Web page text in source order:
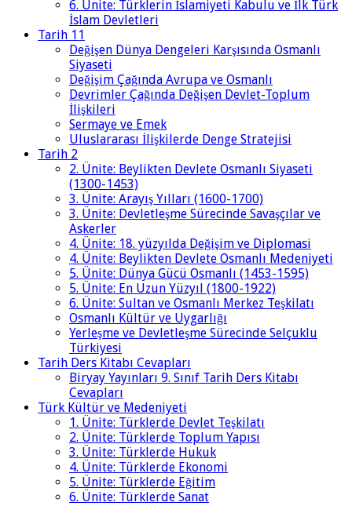
6. Ünite: Türklerin İslamiyeti Kabulu ve İlk Türk
İslam Devletleri
Tarih 11
Değişen Dünya Dengeleri Karşısında Osmanlı
Siyaseti
Değişim Çağında Avrupa ve Osmanlı
Devrimler Çağında Değişen Devlet-Toplum
İlişkileri
Sermaye ve Emek
Uluslararası İlişkilerde Denge Stratejisi
Tarih 2
2. Ünite: Beylikten Devlete Osmanlı Siyaseti
(1300-1453)
3. Ünite: Arayış Yılları (1600-1700)
3. Ünite: Devletleşme Sürecinde Savaşçılar ve
Askerler
4. Ünite: 18. yüzyılda Değişim ve Diplomasi
4. Ünite: Beylikten Devlete Osmanlı Medeniyeti
5. Ünite: Dünya Gücü Osmanlı (1453-1595)
5. Ünite: En Uzun Yüzyıl (1800-1922)
6. Ünite: Sultan ve Osmanlı Merkez Teşkilatı
Osmanlı Kültür ve Uygarlığı
Yerleşme ve Devletleşme Sürecinde Selçuklu
Türkiyesi
Tarih Ders Kitabı Cevapları
Biryay Yayınları 9. Sınıf Tarih Ders Kitabı
Cevapları
Türk Kültür ve Medeniyeti
1. Ünite: Türklerde Devlet Teşkilatı
2. Ünite: Türklerde Toplum Yapısı
3. Ünite: Türklerde Hukuk
4. Ünite: Türklerde Ekonomi
5. Ünite: Türklerde Eğitim
6. Ünite: Türklerde Sanat